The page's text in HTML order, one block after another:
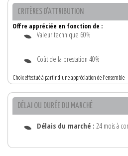
CRITÈRES D'ATTRIBUTION
Offre appréciée en fonction de :
Valeur technique 60%
Coût de la prestation 40%
Choix effectué à partir d'une appréciation de l'ensemble
DÉLAI OU DURÉE DU MARCHÉ
Délais du marché : 24 mois à